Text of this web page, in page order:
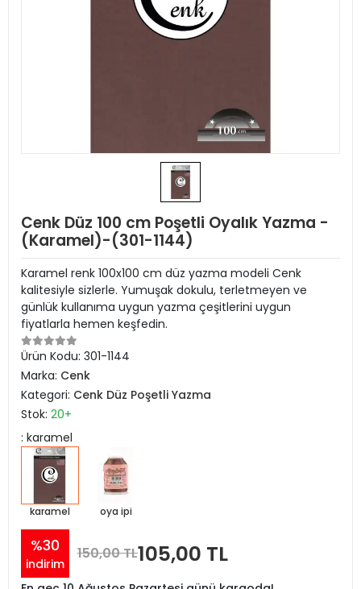
Cenk Düz 100 cm Poşetli Oyalık Yazma -
(Karamel)-(301-1144)
Karamel renk 100x100 cm düz yazma modeli Cenk
kalitesiyle sizlerle. Yumuşak dokulu, terletmeyen ve
günlük kullanıma uygun yazma çeşitlerini uygun
fiyatlarla hemen keşfedin.
Ürün Kodu: 301-1144
Marka: Cenk
Kategori: Cenk Düz Poşetli Yazma
Stok: 20+
: karamel
karamel oya ipi
%30
indirim
150,00 TL105,00 TL